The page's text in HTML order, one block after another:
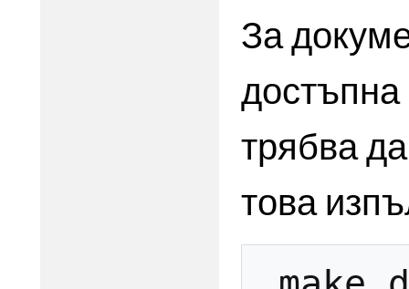
За
трябва
това